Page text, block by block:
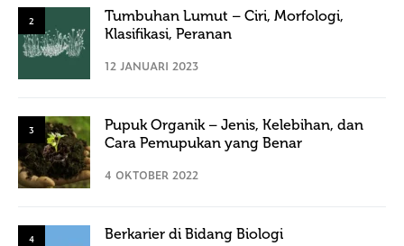
2
Tumbuhan Lumut – Ciri, Morfologi,
Klasifikasi, Peranan
12 JANUARI 2023
3
Pupuk Organik – Jenis, Kelebihan, dan
Cara Pemupukan yang Benar
4 OKTOBER 2022
4 Berkarier di Bidang Biologi